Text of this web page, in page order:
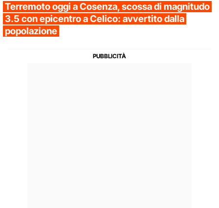
Terremoto oggi a Cosenza, scossa di magnitudo
3.5 con epicentro a Celico: avvertito dalla
popolazione